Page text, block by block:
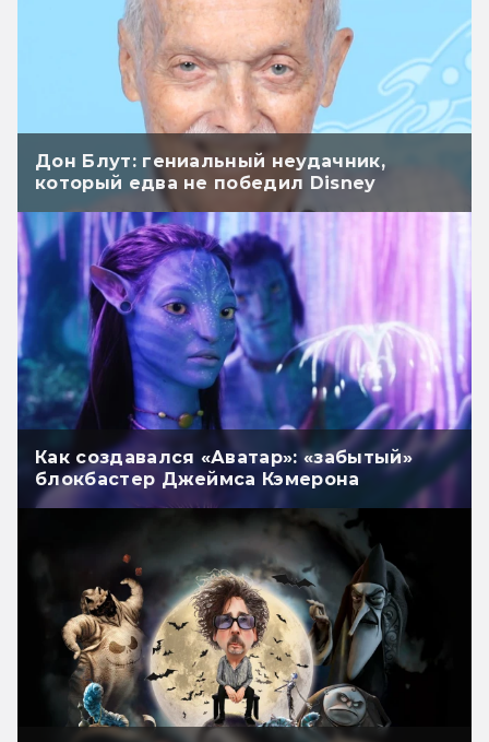
Дон Блут: гениальный неудачник,
который едва не победил Disney
Как создавался «Аватар»: «забытый»
блокбастер Джеймса Кэмерона